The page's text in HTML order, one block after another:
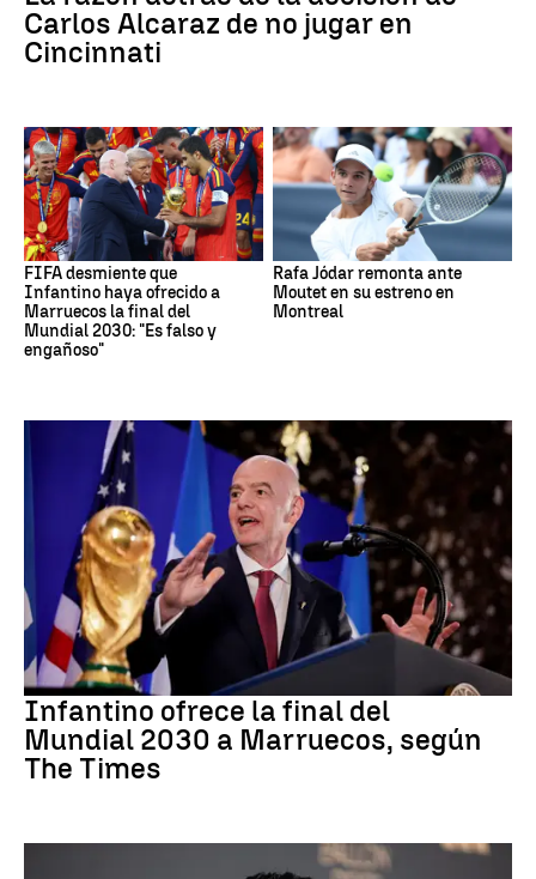
Carlos Alcaraz de no jugar en
Cincinnati
FIFA desmiente que
Infantino haya ofrecido a
Marruecos la final del
Mundial 2030: "Es falso y
engañoso"
Rafa Jódar remonta ante
Moutet en su estreno en
Montreal
Mundial 2030
Infantino ofrece la final del
Mundial 2030 a Marruecos, según
The Times